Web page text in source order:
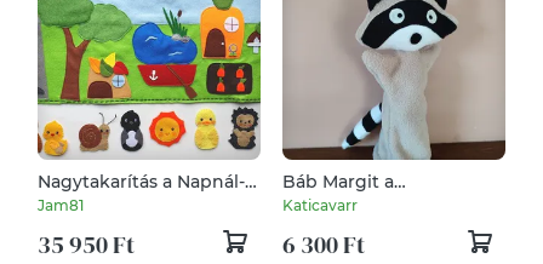
Nagytakarítás a Napnál-
interaktív ujjbáb készlet
RENDELHETŐ!!!
Jam81
35 950 Ft
Báb Margit a
mosómedve
Katicavarr
6 300 Ft